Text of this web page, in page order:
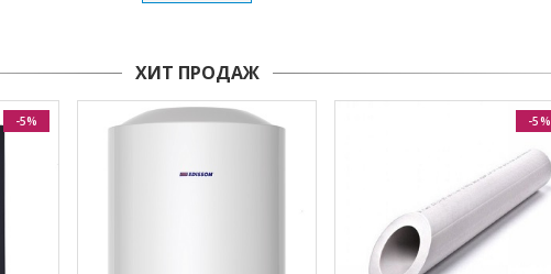
ХИТ ПРОДАЖ
-5% -5%